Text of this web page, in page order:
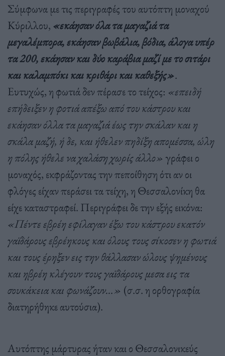
Σύμφωνα με τις περιγραφές του αυτόπτη μοναχού
Κύριλλου, «εκάησαν όλα τα μαγαζιά τα
μεγαλέμπορα, εκάησαν βωβάλια, βόδια, άλογα υπέρ
τα 200, εκάησαν και δύο καράβια μαζί με το σιτάρι
και καλαμπόκι και κριθάρι και καθεξής».
Ευτυχώς, η φωτιά δεν πέρασε το τείχος: «επειδή
επήδειξεν η φοτιά απέξω από του κάστρου και
εκάησαν όλλα τα μαγαζιά έως την σκάλαν και η
σκάλα μαζή, ή δε, και ήθελεν πηδίξη απομέσσα, ώλη
η πόλης ήθελε να χαλάση χωρίς άλλο» γράφει ο
μοναχός, εκφράζοντας την πεποίθηση ότι αν οι
φλόγες είχαν περάσει τα τείχη, η Θεσσαλονίκη θα
είχε καταστραφεί. Περιγράφει δε την εξής εικόνα:
«Πέντε εβρέη εφίλαγαν έξω του κάστρου εκατόν
γαϊδάρους εβρέηκους και όλους τους σίκοσεν η φωτιά
και τους έρηξεν εις την θάλλασαν ώλους ψημένους
και ηβρέη κλέγουν τους γαϊδάρους μεσα εις τα
σουκάκεια και φωνάζουν…» (σ.σ. η ορθογραφία
διατηρήθηκε αυτούσια).
Αυτόπτης μάρτυρας ήταν και ο Θεσσαλονικεύς